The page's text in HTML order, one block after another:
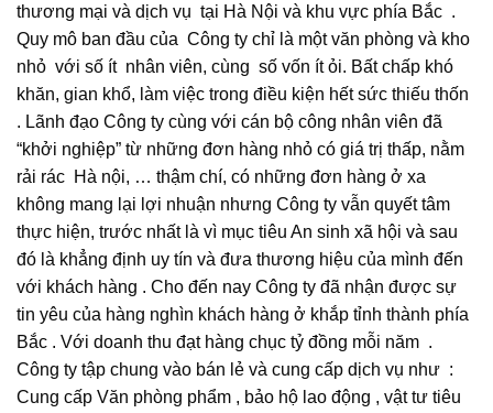
thương mại và dịch vụ tại Hà Nội và khu vực phía Bắc .
Quy mô ban đầu của Công ty chỉ là một văn phòng và kho
nhỏ với số ít nhân viên, cùng số vốn ít ỏi. Bất chấp khó
khăn, gian khổ, làm việc trong điều kiện hết sức thiếu thốn
. Lãnh đạo Công ty cùng với cán bộ công nhân viên đã
“khởi nghiệp” từ những đơn hàng nhỏ có giá trị thấp, nằm
rải rác Hà nội, … thậm chí, có những đơn hàng ở xa
không mang lại lợi nhuận nhưng Công ty vẫn quyết tâm
thực hiện, trước nhất là vì mục tiêu An sinh xã hội và sau
đó là khẳng định uy tín và đưa thương hiệu của mình đến
với khách hàng . Cho đến nay Công ty đã nhận được sự
tin yêu của hàng nghìn khách hàng ở khắp tỉnh thành phía
Bắc . Với doanh thu đạt hàng chục tỷ đồng mỗi năm .
Công ty tập chung vào bán lẻ và cung cấp dịch vụ như :
Cung cấp Văn phòng phẩm , bảo hộ lao động , vật tư tiêu